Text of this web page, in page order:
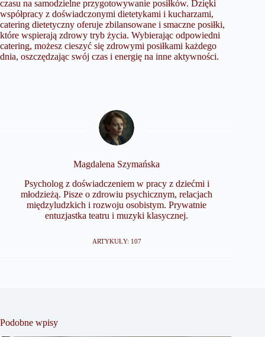
czasu na samodzielne przygotowywanie posiłków. Dzięki
współpracy z doświadczonymi dietetykami i kucharzami,
catering dietetyczny oferuje zbilansowane i smaczne posiłki,
które wspierają zdrowy tryb życia. Wybierając odpowiedni
catering, możesz cieszyć się zdrowymi posiłkami każdego
dnia, oszczędzając swój czas i energię na inne aktywności.
Magdalena Szymańska
Psycholog z doświadczeniem w pracy z dziećmi i
młodzieżą. Pisze o zdrowiu psychicznym, relacjach
międzyludzkich i rozwoju osobistym. Prywatnie
entuzjastka teatru i muzyki klasycznej.
ARTYKUŁY: 107
Podobne wpisy